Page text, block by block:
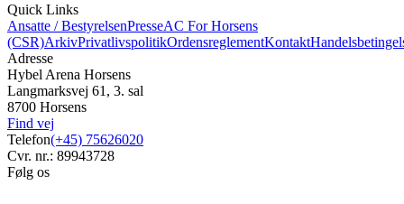
Quick Links
Ansatte / BestyrelsenPresseAC For Horsens
(CSR)ArkivPrivatlivspolitikOrdensreglementKontakt
Adresse
Hybel Arena Horsens
Langmarksvej 61, 3. sal
8700 Horsens
Find vej
Telefon(+45) 75626020
Cvr. nr.: 89943728
Følg os